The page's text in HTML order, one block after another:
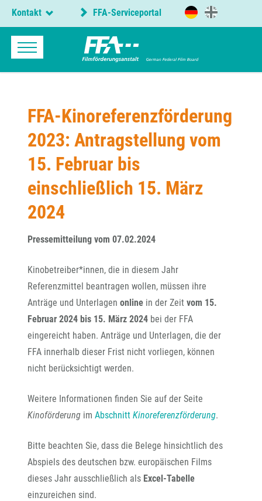
Kontakt FFA-Serviceportal
FFA-Kinoreferenzförderung
2023: Antragstellung vom
15. Februar bis
einschließlich 15. März
2024
Pressemitteilung vom 07.02.2024
Kinobetreiber*innen, die in diesem Jahr
Referenzmittel beantragen wollen, müssen ihre
Anträge und Unterlagen online in der Zeit vom 15.
Februar 2024 bis 15. März 2024 bei der FFA
eingereicht haben. Anträge und Unterlagen, die der
FFA innerhalb dieser Frist nicht vorliegen, können
nicht berücksichtigt werden.
Weitere Informationen finden Sie auf der Seite
Kinoförderung im Abschnitt Kinoreferenzförderung.
Bitte beachten Sie, dass die Belege hinsichtlich des
Abspiels des deutschen bzw. europäischen Films
dieses Jahr ausschließlich als Excel-Tabelle
einzureichen sind.